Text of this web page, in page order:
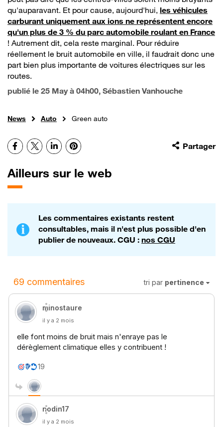
qu'auparavant. Et pour cause, aujourd'hui, les véhicules
carburant uniquement aux ions ne représentent encore
qu'un plus de 3 % du parc automobile roulant en France
! Autrement dit, cela reste marginal. Pour réduire
réellement le bruit automobile en ville, il faudrait donc une
part bien plus importante de voitures électriques sur les
routes.
publié le 25 May à 04h00, Sébastien Vanhouche
News Auto Green auto
Partager
Facebook
X LinkedInPinterest
Ailleurs sur le web
Les commentaires existants restent
consultables, mais il n'est plus possible d'en
publier de nouveaux. CGU : nos CGU